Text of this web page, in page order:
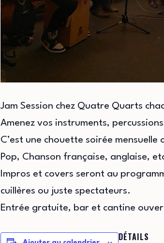
Jam Session chez Quatre Quarts
Amenez vos instruments,
C’est une chouette soirée mensuelle
Pop, Chanson française, anglaise,
Impros et covers seront au
cuillères ou juste spectateurs.
Entrée gratuite, bar et cantine
DÉTAILS